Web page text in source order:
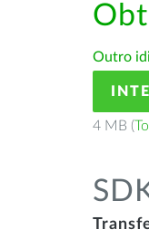
Outro
4 MB (